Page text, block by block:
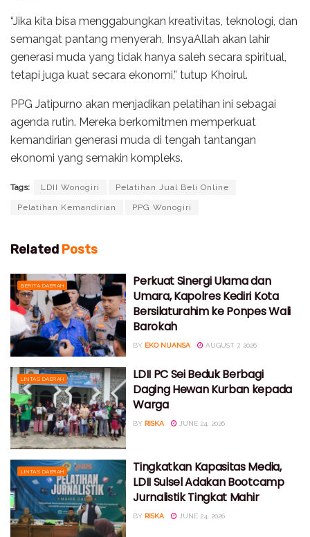
“Jika kita bisa menggabungkan kreativitas, teknologi, dan
semangat pantang menyerah, InsyaAllah akan lahir
generasi muda yang tidak hanya saleh secara spiritual,
tetapi juga kuat secara ekonomi,” tutup Khoirul.
PPG Jatipurno akan menjadikan pelatihan ini sebagai
agenda rutin. Mereka berkomitmen memperkuat
kemandirian generasi muda di tengah tantangan
ekonomi yang semakin kompleks.
Tags: LDII Wonogiri Pelatihan Jual Beli Online
Pelatihan Kemandirian PPG Wonogiri
Related Posts
BERITA DAERAH
Perkuat Sinergi Ulama dan
Umara, Kapolres Kediri Kota
Bersilaturahim ke Ponpes Wali
Barokah
BY EKO NUANSA AUGUST 7, 2026
LINTAS DAERAH
LDII PC Sei Beduk Berbagi
Daging Hewan Kurban kepada
Warga
BY RISKA JUNE 24, 2026
LINTAS DAERAH
Tingkatkan Kapasitas Media,
LDII Sulsel Adakan Bootcamp
Jurnalistik Tingkat Mahir
BY RISKA JUNE 24, 2026